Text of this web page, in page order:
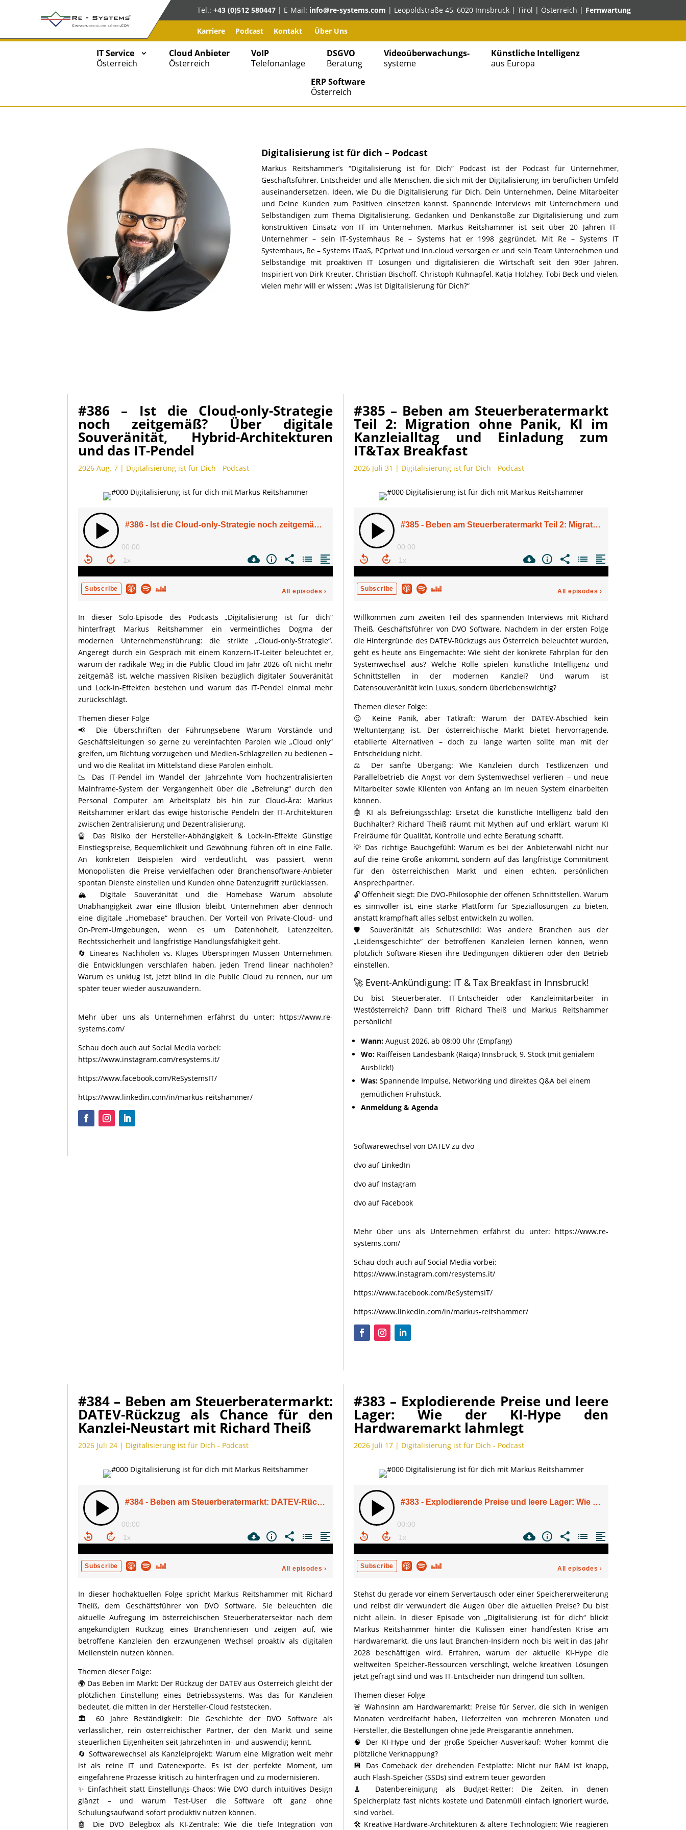
Tel.: +43 (0)512 580447 | E-Mail: info@re-systems.com | Leopoldstraße 45, 6020 Innsbruck | Tirol | Österreich | Fernwartung
Karriere Podcast Kontakt Über Uns
IT Service
Österreich
Cloud Anbieter
Österreich
VoIP
Telefonanlage
DSGVO
Beratung
Videoüberwachungs-
systeme
Künstliche Intelligenz
aus Europa
ERP Software
Österreich
Digitalisierung ist für dich – Podcast
Markus Reitshammer’s “Digitalisierung ist für Dich” Podcast ist der Podcast für Unternehmer,
Geschäftsführer, Entscheider und alle Menschen, die sich mit der Digitalisierung im beruflichen Umfeld
auseinandersetzen. Ideen, wie Du die Digitalisierung für Dich, Dein Unternehmen, Deine Mitarbeiter
und Deine Kunden zum Positiven einsetzen kannst. Spannende Interviews mit Unternehmern und
Selbständigen zum Thema Digitalisierung. Gedanken und Denkanstöße zur Digitalisierung und zum
konstruktiven Einsatz von IT im Unternehmen. Markus Reitshammer ist seit über 20 Jahren IT-
Unternehmer – sein IT-Systemhaus Re – Systems hat er 1998 gegründet. Mit Re – Systems IT
Systemhaus, Re – Systems ITaaS, PCprivat und inn.cloud versorgen er und sein Team Unternehmen und
Selbständige mit proaktiven IT Lösungen und digitalisieren die Wirtschaft seit den 90er Jahren.
Inspiriert von Dirk Kreuter, Christian Bischoff, Christoph Kühnapfel, Katja Holzhey, Tobi Beck und vielen,
vielen mehr will er wissen: „Was ist Digitalisierung für Dich?“
#386 – Ist die Cloud-only-Strategie
noch zeitgemäß? Über digitale
Souveränität, Hybrid-Architekturen
und das IT-Pendel
2026 Aug. 7 | Digitalisierung ist für Dich - Podcast
In dieser Solo-Episode des Podcasts „Digitalisierung ist für dich“
hinterfragt Markus Reitshammer ein vermeintliches Dogma der
modernen Unternehmensführung: die strikte „Cloud-only-Strategie“.
Angeregt durch ein Gespräch mit einem Konzern-IT-Leiter beleuchtet er,
warum der radikale Weg in die Public Cloud im Jahr 2026 oft nicht mehr
zeitgemäß ist, welche massiven Risiken bezüglich digitaler Souveränität
und Lock-in-Effekten bestehen und warum das IT-Pendel einmal mehr
zurückschlägt.
Themen dieser Folge
📢 Die Überschriften der Führungsebene Warum Vorstände und
Geschäftsleitungen so gerne zu vereinfachten Parolen wie „Cloud only“
greifen, um Richtung vorzugeben und Medien-Schlagzeilen zu bedienen –
und wo die Realität im Mittelstand diese Parolen einholt.
📉 Das IT-Pendel im Wandel der Jahrzehnte Vom hochzentralisierten
Mainframe-System der Vergangenheit über die „Befreiung“ durch den
Personal Computer am Arbeitsplatz bis hin zur Cloud-Ära: Markus
Reitshammer erklärt das ewige historische Pendeln der IT-Architekturen
zwischen Zentralisierung und Dezentralisierung.
🔏 Das Risiko der Hersteller-Abhängigkeit & Lock-in-Effekte Günstige
Einstiegspreise, Bequemlichkeit und Gewöhnung führen oft in eine Falle.
An konkreten Beispielen wird verdeutlicht, was passiert, wenn
Monopolisten die Preise vervielfachen oder Branchensoftware-Anbieter
spontan Dienste einstellen und Kunden ohne Datenzugriff zurücklassen.
🏔️ Digitale Souveränität und die Homebase Warum absolute
Unabhängigkeit zwar eine Illusion bleibt, Unternehmen aber dennoch
eine digitale „Homebase“ brauchen. Der Vorteil von Private-Cloud- und
On-Prem-Umgebungen, wenn es um Datenhoheit, Latenzzeiten,
Rechtssicherheit und langfristige Handlungsfähigkeit geht.
🔄 Lineares Nachholen vs. Kluges Überspringen Müssen Unternehmen,
die Entwicklungen verschlafen haben, jeden Trend linear nachholen?
Warum es unklug ist, jetzt blind in die Public Cloud zu rennen, nur um
später teuer wieder auszuwandern.
Mehr über uns als Unternehmen erfährst du unter: https://www.re-
systems.com/
Schau doch auch auf Social Media vorbei:
https://www.instagram.com/resystems.it/
https://www.facebook.com/ReSystemsIT/
https://www.linkedin.com/in/markus-reitshammer/
#385 – Beben am Steuerberatermarkt
Teil 2: Migration ohne Panik, KI im
Kanzleialltag und Einladung zum
IT&Tax Breakfast
2026 Juli 31 | Digitalisierung ist für Dich - Podcast
Willkommen zum zweiten Teil des spannenden Interviews mit Richard
Theiß, Geschäftsführer von DVO Software. Nachdem in der ersten Folge
die Hintergründe des DATEV-Rückzugs aus Österreich beleuchtet wurden,
geht es heute ans Eingemachte: Wie sieht der konkrete Fahrplan für den
Systemwechsel aus? Welche Rolle spielen künstliche Intelligenz und
Schnittstellen in der modernen Kanzlei? Und warum ist
Datensouveränität kein Luxus, sondern überlebenswichtig?
Themen dieser Folge:
😌 Keine Panik, aber Tatkraft: Warum der DATEV-Abschied kein
Weltuntergang ist. Der österreichische Markt bietet hervorragende,
etablierte Alternativen – doch zu lange warten sollte man mit der
Entscheidung nicht.
⚖️ Der sanfte Übergang: Wie Kanzleien durch Testlizenzen und
Parallelbetrieb die Angst vor dem Systemwechsel verlieren – und neue
Mitarbeiter sowie Klienten von Anfang an im neuen System einarbeiten
können.
🤖 KI als Befreiungsschlag: Ersetzt die künstliche Intelligenz bald den
Buchhalter? Richard Theiß räumt mit Mythen auf und erklärt, warum KI
Freiräume für Qualität, Kontrolle und echte Beratung schafft.
💡 Das richtige Bauchgefühl: Warum es bei der Anbieterwahl nicht nur
auf die reine Größe ankommt, sondern auf das langfristige Commitment
für den österreichischen Markt und einen echten, persönlichen
Ansprechpartner.
🔓 Offenheit siegt: Die DVO-Philosophie der offenen Schnittstellen. Warum
es sinnvoller ist, eine starke Plattform für Speziallösungen zu bieten,
anstatt krampfhaft alles selbst entwickeln zu wollen.
🛡️ Souveränität als Schutzschild: Was andere Branchen aus der
„Leidensgeschichte“ der betroffenen Kanzleien lernen können, wenn
plötzlich Software-Riesen ihre Bedingungen diktieren oder den Betrieb
einstellen.
🚀 Event-Ankündigung: IT & Tax Breakfast in Innsbruck!
Du bist Steuerberater, IT-Entscheider oder Kanzleimitarbeiter in
Westösterreich? Dann triff Richard Theiß und Markus Reitshammer
persönlich!
Wann: August 2026, ab 08:00 Uhr (Empfang)
Wo: Raiffeisen Landesbank (Raiqa) Innsbruck, 9. Stock (mit genialem
Ausblick!)
Was: Spannende Impulse, Networking und direktes Q&A bei einem
gemütlichen Frühstück.
Anmeldung & Agenda
Softwarewechsel von DATEV zu dvo
dvo auf LinkedIn
dvo auf Instagram
dvo auf Facebook
Mehr über uns als Unternehmen erfährst du unter: https://www.re-
systems.com/
Schau doch auch auf Social Media vorbei:
https://www.instagram.com/resystems.it/
https://www.facebook.com/ReSystemsIT/
https://www.linkedin.com/in/markus-reitshammer/
#384 – Beben am Steuerberatermarkt:
DATEV-Rückzug als Chance für den
Kanzlei-Neustart mit Richard Theiß
2026 Juli 24 | Digitalisierung ist für Dich - Podcast
In dieser hochaktuellen Folge spricht Markus Reitshammer mit Richard
Theiß, dem Geschäftsführer von DVO Software. Sie beleuchten die
aktuelle Aufregung im österreichischen Steuerberatersektor nach dem
angekündigten Rückzug eines Branchenriesen und zeigen auf, wie
betroffene Kanzleien den erzwungenen Wechsel proaktiv als digitalen
Meilenstein nutzen können.
Themen dieser Folge:
🌍 Das Beben im Markt: Der Rückzug der DATEV aus Österreich gleicht der
plötzlichen Einstellung eines Betriebssystems. Was das für Kanzleien
bedeutet, die mitten in der Hersteller-Cloud feststecken.
🏛️ 60 Jahre Beständigkeit: Die Geschichte der DVO Software als
verlässlicher, rein österreichischer Partner, der den Markt und seine
steuerlichen Eigenheiten seit Jahrzehnten in- und auswendig kennt.
🔄 Softwarewechsel als Kanzleiprojekt: Warum eine Migration weit mehr
ist als reine IT und Datenexporte. Es ist der perfekte Moment, um
eingefahrene Prozesse kritisch zu hinterfragen und zu modernisieren.
✨ Einfachheit statt Einstellungs-Chaos: Wie DVO durch intuitives Design
glänzt – und warum Test-User die Software oft ganz ohne
Schulungsaufwand sofort produktiv nutzen können.
🤖 Die DVO Belegbox als KI-Zentrale: Wie die tiefe Integration von
#383 – Explodierende Preise und leere
Lager: Wie der KI-Hype den
Hardwaremarkt lahmlegt
2026 Juli 17 | Digitalisierung ist für Dich - Podcast
Stehst du gerade vor einem Servertausch oder einer Speichererweiterung
und reibst dir verwundert die Augen über die aktuellen Preise? Du bist
nicht allein. In dieser Episode von „Digitalisierung ist für dich“ blickt
Markus Reitshammer hinter die Kulissen einer handfesten Krise am
Hardwaremarkt, die uns laut Branchen-Insidern noch bis weit in das Jahr
2028 beschäftigen wird. Erfahren, warum der aktuelle KI-Hype die
weltweiten Speicher-Ressourcen verschlingt, welche kreativen Lösungen
jetzt gefragt sind und was IT-Entscheider nun dringend tun sollten.
Themen dieser Folge
🚨 Wahnsinn am Hardwaremarkt: Preise für Server, die sich in wenigen
Monaten verdreifacht haben, Lieferzeiten von mehreren Monaten und
Hersteller, die Bestellungen ohne jede Preisgarantie annehmen.
🧠 Der KI-Hype und der große Speicher-Ausverkauf: Woher kommt die
plötzliche Verknappung?
💾 Das Comeback der drehenden Festplatte: Nicht nur RAM ist knapp,
auch Flash-Speicher (SSDs) sind extrem teuer geworden
🧹 Datenbereinigung als Budget-Retter: Die Zeiten, in denen
Speicherplatz fast nichts kostete und Datenmüll einfach ignoriert wurde,
sind vorbei.
🛠️ Kreative Hardware-Architekturen & ältere Technologien: Wie reagieren